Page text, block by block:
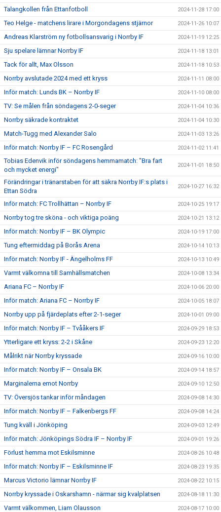
Talangkollen från Ettanfotboll 2024-11-28 17:00
Teo Helge - matchens lirare i Morgondagens stjärnor 2024-11-26 10:07
Andreas Klarström ny fotbollsansvarig i Norrby IF 2024-11-19 12:25
Sju spelare lämnar Norrby IF 2024-11-18 13:01
Tack för allt, Max Olsson 2024-11-18 10:53
Norrby avslutade 2024 med ett kryss 2024-11-11 08:00
Inför match: Lunds BK – Norrby IF 2024-11-10 08:00
TV: Se målen från söndagens 2-0-seger 2024-11-04 10:36
Norrby säkrade kontraktet 2024-11-04 10:30
Match-Tugg med Alexander Salo 2024-11-03 13:26
Inför match: Norrby IF – FC Rosengård 2024-11-02 11:41
Tobias Edenvik inför söndagens hemmamatch: "Bra fart
och mycket energi"
2024-11-01 18:50
Förändringar i tränarstaben för att säkra Norrby IF:s plats i
Ettan Södra
2024-10-27 16:32
Inför match: FC Trollhättan – Norrby IF 2024-10-25 19:17
Norrby tog tre sköna - och viktiga poäng 2024-10-21 13:12
Inför match: Norrby IF – BK Olympic 2024-10-19 17:00
Tung eftermiddag på Borås Arena 2024-10-14 10:13
Inför match: Norrby IF - Ängelholms FF 2024-10-13 10:49
Varmt välkomna till Samhällsmatchen 2024-10-08 13:34
Ariana FC – Norrby IF 2024-10-06 20:00
Inför match: Ariana FC – Norrby IF 2024-10-05 18:07
Norrby upp på fjärdeplats efter 2-1-seger 2024-10-01 09:00
Inför match: Norrby IF – Tvååkers IF 2024-09-29 18:53
Ytterligare ett kryss: 2-2 i Skåne 2024-09-23 12:20
Målrikt när Norrby kryssade 2024-09-16 10:00
Inför match: Norrby IF – Onsala BK 2024-09-14 18:57
Marginalerna emot Norrby 2024-09-10 12:50
TV: Översjös tankar inför måndagen 2024-09-08 14:30
Inför match: Norrby IF – Falkenbergs FF 2024-09-08 14:24
Tung kväll i Jönköping 2024-09-03 12:49
Inför match: Jönköpings Södra IF – Norrby IF 2024-09-01 19:26
Förlust hemma mot Eskilsminne 2024-08-26 10:48
Inför match: Norrby IF – Eskilsminne IF 2024-08-23 19:35
Marcus Victorio lämnar Norrby IF 2024-08-22 10:15
Norrby kryssade i Oskarshamn - närmar sig kvalplatsen 2024-08-18 11:30
Varmt välkommen, Liam Olausson 2024-08-17 10:00